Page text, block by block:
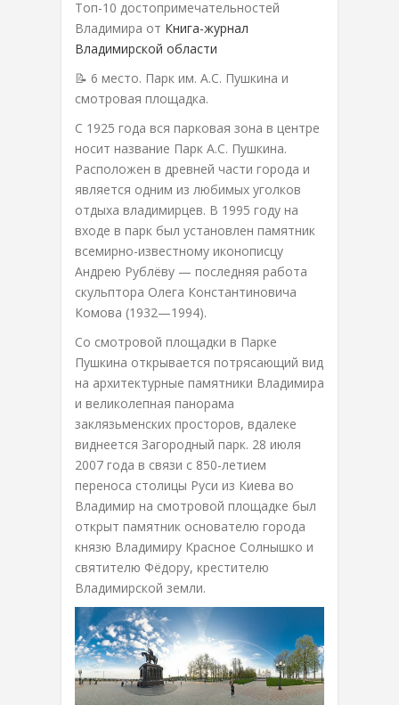
Топ-10 достопримечательностей
Владимира от Книга-журнал
Владимирской области
📝 6 место. Парк им. А.С. Пушкина и
смотровая площадка.
С 1925 года вся парковая зона в центре
носит название Парк А.С. Пушкина.
Расположен в древней части города и
является одним из любимых уголков
отдыха владимирцев. В 1995 году на
входе в парк был установлен памятник
всемирно-известному иконописцу
Андрею Рублёву — последняя работа
скульптора Олега Константиновича
Комова (1932—1994).
Со смотровой площадки в Парке
Пушкина открывается потрясающий вид
на архитектурные памятники Владимира
и великолепная панорама
заклязьменских просторов, вдалеке
виднеется Загородный парк. 28 июля
2007 года в связи с 850-летием
переноса столицы Руси из Киева во
Владимир на смотровой площадке был
открыт памятник основателю города
князю Владимиру Красное Солнышко и
святителю Фёдору, крестителю
Владимирской земли.